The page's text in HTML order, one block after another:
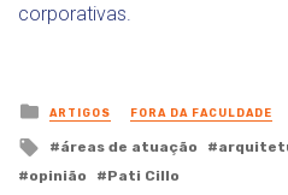
corporativas.
Posted
in
ARTIGOS FORA DA FACULDADE
Tagged
with
áreas de atuação
opinião
Pati Cillo